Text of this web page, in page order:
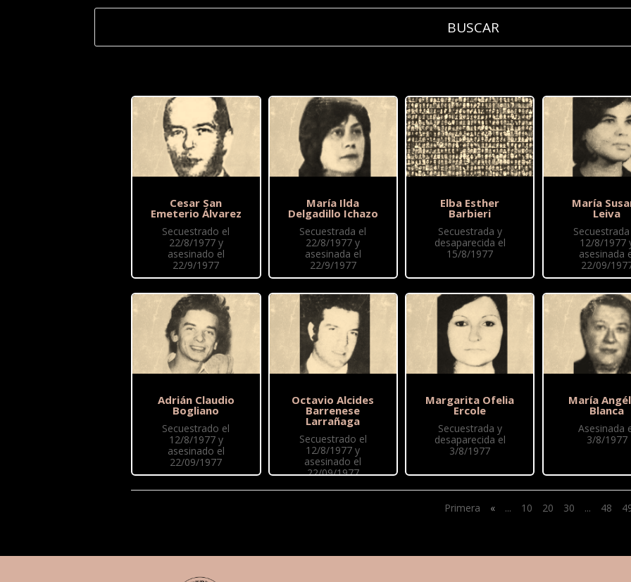
Cesar San
Emeterio Álvarez
Secuestrado el
22/8/1977 y
asesinado el
22/9/1977
Adrián Claudio
Bogliano
Secuestrado el
12/8/1977 y
asesinado el
22/09/1977
María Ilda
Delgadillo Ichazo
Secuestrada el
22/8/1977 y
asesinada el
22/9/1977
Octavio Alcides
Barrenese
Larrañaga
Secuestrado el
12/8/1977 y
asesinado el
22/09/1977
Elba Esther
Barbieri
Secuestrada y
desaparecida el
15/8/1977
Margarita Ofelia
Ercole
Secuestrada y
desaparecida el
3/8/1977
María
Leiva
12/8/1977
asesinada
22/09/
María
Blanca
Asesinada
3/8/1977
Primera « ... 10 20 30 ... 48